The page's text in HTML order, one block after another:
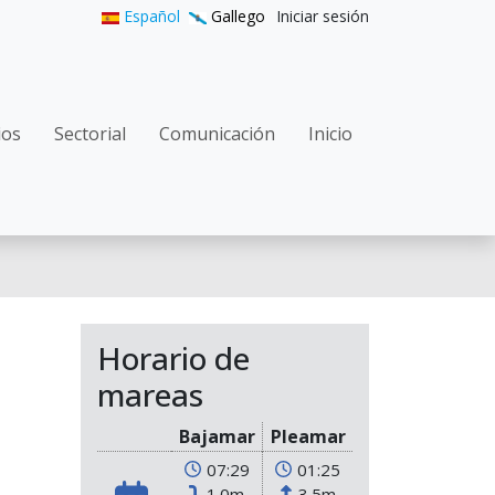
Español Gallego User
Iniciar sesión
Sectorial Comunicación Inicio
Horario de
mareas
Bajamar Pleamar
07:29
01:25